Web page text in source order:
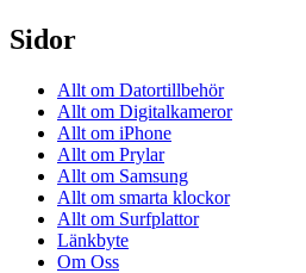
Sidor
Allt om Datortillbehör
Allt om Digitalkameror
Allt om iPhone
Allt om Prylar
Allt om Samsung
Allt om smarta klockor
Allt om Surfplattor
Länkbyte
Om Oss